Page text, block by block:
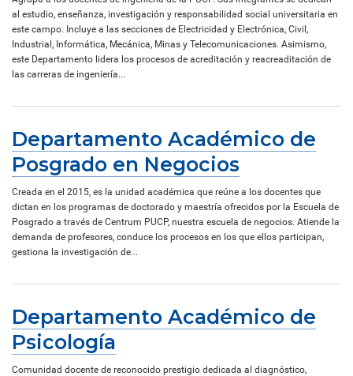
al estudio, enseñanza, investigación y responsabilidad social universitaria en
este campo. Incluye a las secciones de Electricidad y Electrónica, Civil,
Industrial, Informática, Mecánica, Minas y Telecomunicaciones. Asimismo,
este Departamento lidera los procesos de acreditación y reacreaditación de
las carreras de ingeniería...
Departamento Académico de
Posgrado en Negocios
Creada en el 2015, es la unidad académica que reúne a los docentes que
dictan en los programas de doctorado y maestría ofrecidos por la Escuela de
Posgrado a través de Centrum PUCP, nuestra escuela de negocios. Atiende la
demanda de profesores, conduce los procesos en los que ellos participan,
gestiona la investigación de...
Departamento Académico de
Psicología
Comunidad docente de reconocido prestigio dedicada al diagnóstico,